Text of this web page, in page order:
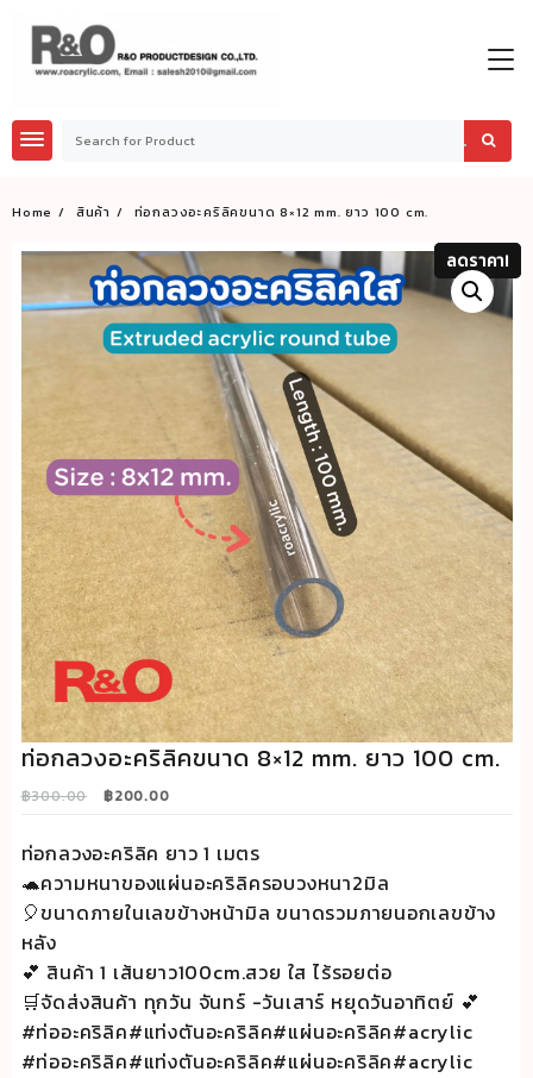
content
Home สินค้า ท่อกลวงอะคริลิคขนาด 8×12 mm. ยาว 100 cm.
ลดราคา!
ท่อกลวงอะคริลิคขนาด 8×12 mm. ยาว 100 cm.
฿300.00
Original
฿300.00.
฿200.00Current
฿200.00.
ท่อกลวงอะคริลิค ยาว 1 เมตร
🐢ความหนาของแผ่นอะคริลิครอบวงหนา2มิล
🎈ขนาดภายในเลขข้างหน้ามิล ขนาดรวมภายนอกเลขข้าง
หลัง
💕 สินค้า 1 เส้นยาว100cm.สวย ใส ไร้รอยต่อ
🛒จัดส่งสินค้า ทุกวัน จันทร์ -วันเสาร์ หยุดวันอาทิตย์ 💕
#ท่ออะคริลิค#แท่งตันอะคริลิค#แผ่นอะคริลิค#acrylic
#ท่ออะคริลิค#แท่งตันอะคริลิค#แผ่นอะคริลิค#acrylic
ลดราคา!